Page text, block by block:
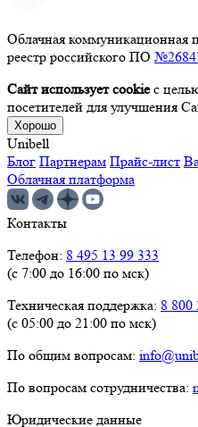
Облачная коммуникационная
реестр российского ПО
Сайт использует cookieс
посетителей для улучшения
Хорошо
Unibell
Блог Партнерам Прайс-лист
Облачная платформа
Контакты
Телефон: 8 495 13 99 333
(с 7:00 до 16:00 по мск)
Техническая поддержка: 8 800
(с 05:00 до 21:00 по мск)
По общим вопросам:
По вопросам сотрудничества:
Юридические данные